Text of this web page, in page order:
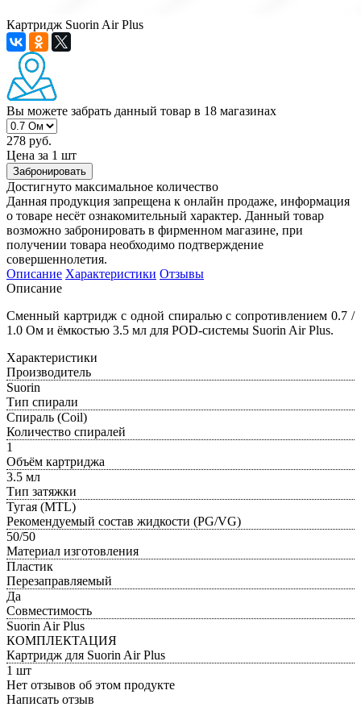
Картридж Suorin Air Plus
Вы можете забрать данный товар в 18 магазинах
278 руб.
Цена за 1 шт
Забронировать
Достигнуто максимальное количество
Данная продукция запрещена к онлайн продаже, информация
о товаре несёт ознакомительный характер. Данный товар
возможно забронировать в фирменном магазине, при
получении товара необходимо подтверждение
совершеннолетия.
Описание Характеристики Отзывы
Описание
Сменный картридж с одной спиралью с сопротивлением 0.7 /
1.0 Ом и ёмкостью 3.5 мл для POD-системы Suorin Air Plus.
Характеристики
Производитель
Suorin
Тип спирали
Спираль (Coil)
Количество спиралей
1
Объём картриджа
3.5 мл
Тип затяжки
Тугая (MTL)
Рекомендуемый состав жидкости (PG/VG)
50/50
Материал изготовления
Пластик
Перезаправляемый
Да
Совместимость
Suorin Air Plus
КОМПЛЕКТАЦИЯ
Картридж для Suorin Air Plus
1 шт
Нет отзывов об этом продукте
Написать отзыв